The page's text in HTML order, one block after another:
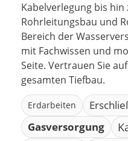
Kabelverlegung bis hin
Rohrleitungsbau und
Bereich der
mit Fachwissen und
Seite. Vertrauen Sie
gesamten Tiefbau.
Erdarbeiten
Gasversorgung